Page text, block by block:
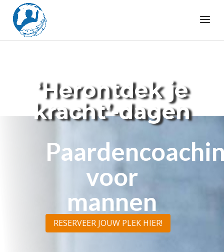
‘Herontdek je
kracht’-dagen
voor
mannen
RESERVEER JOUW PLEK HIER!